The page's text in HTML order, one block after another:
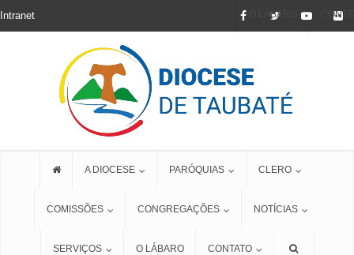
O LÁBARO
Intranet
A DIOCESE PARÓQUIAS CLERO
COMISSÕES CONGREGAÇÕES NOTÍCIAS
SERVIÇOS O LÁBARO CONTATO